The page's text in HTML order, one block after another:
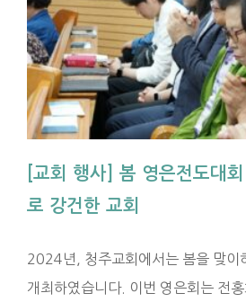
[교회 행사] 봄 영은전도대
로 강건한 교회
2024년, 청주교회에서는 봄을 맞이
개최하였습니다. 이번 영은회는 전